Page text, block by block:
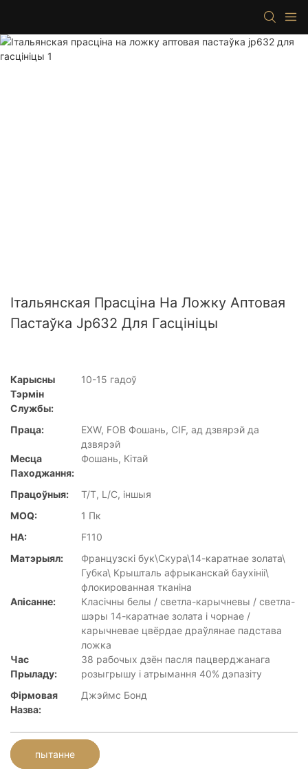
Італьянская Прасціна На Ложку Аптовая
Пастаўка Jp632 Для Гасцініцы
Карысны
Тэрмін
Службы:
10-15 гадоў
Праца:
EXW, FOB Фошань, CIF, ад дзвярэй да
дзвярэй
Месца
Паходжання:
Фошань, Кітай
Працоўныя:
T/T, L/C, іншыя
MOQ:
1 Пк
НА:
F110
Матэрыял:
Французскі бук\Скура\14-каратнае золата\
Губка\ Крышталь афрыканскай баухініі\
флокированная тканіна
Апісанне:
Класічны белы / светла-карычневы / светла-
шэры 14-каратнае золата і чорнае /
карычневае цвёрдае драўлянае падстава
ложка
Час
Прыладу:
38 рабочых дзён пасля пацверджанага
розыгрышу і атрымання 40% дэпазіту
Фірмовая
Назва:
Джэймс Бонд
пытанне